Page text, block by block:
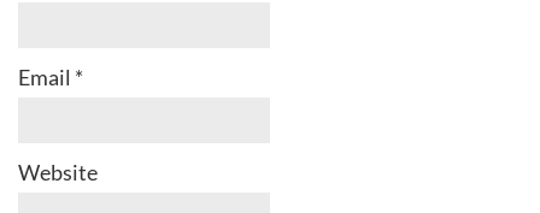
Email *
Website